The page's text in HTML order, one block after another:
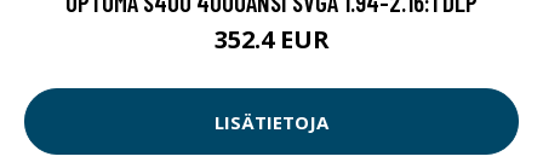
352.4 EUR
LISÄTIETOJA